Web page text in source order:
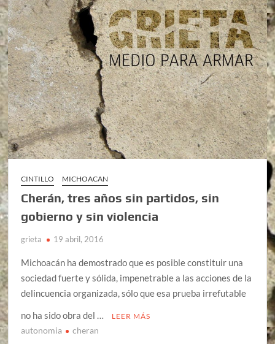
CINTILLO MICHOACAN
Cherán, tres años sin partidos, sin
gobierno y sin violencia
grieta 19 abril, 2016
Michoacán ha demostrado que es posible constituir una
sociedad fuerte y sólida, impenetrable a las acciones de la
delincuencia organizada, sólo que esa prueba irrefutable
no ha sido obra del …
LEER MÁS
autonomia cheran